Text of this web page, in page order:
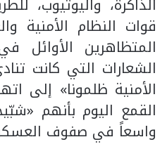
قوات النظام الأمنية
الشعارات التي كانت
الأمنية ظلمونا» إلى
القمع اليوم بأنهم
واسعاً في صفوف